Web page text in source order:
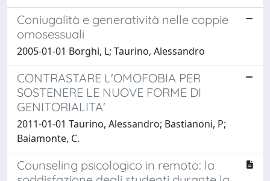
Coniugalità e generatività nelle coppie
omosessuali
2005-01-01 Borghi, L; Taurino, Alessandro
CONTRASTARE L'OMOFOBIA PER
SOSTENERE LE NUOVE FORME DI
GENITORIALITA'
2011-01-01 Taurino, Alessandro; Bastianoni, P;
Baiamonte, C.
Counseling psicologico in remoto: la